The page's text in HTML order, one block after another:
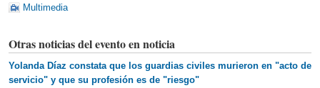
Multimedia
Otras noticias del evento en noticia
Yolanda Díaz constata que los guardias civiles murieron en "acto de
servicio" y que su profesión es de "riesgo"